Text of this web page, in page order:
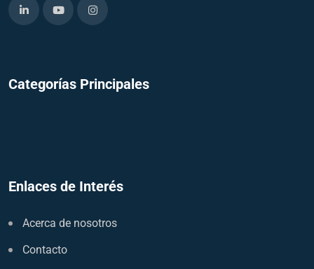
Categorías Principales
Enlaces de Interés
Acerca de nosotros
Contacto